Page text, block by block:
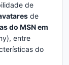
de
de
do MSN em
entre
do